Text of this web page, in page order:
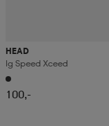
HEAD
Ig Speed Xceed
100,-